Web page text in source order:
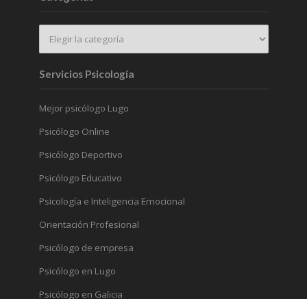
Servicios Psicología
Mejor psicólogo Lugo
Psicólogo Online
Psicólogo Deportivo
Psicólogo Educativo
Psicología e Inteligencia Emocional
Orientación Profesional
Psicólogo de empresa
Psicólogo en Lugo
Psicólogo en Galicia